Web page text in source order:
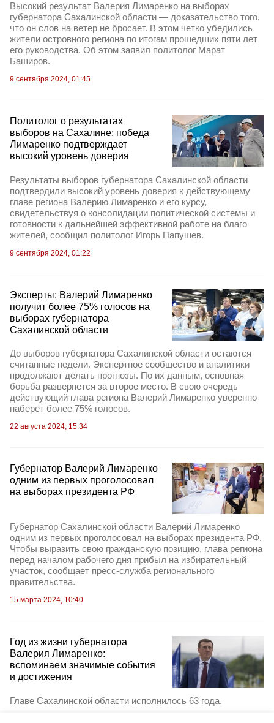
Высокий результат Валерия Лимаренко на выборах
губернатора Сахалинской области — доказательство того,
что он слов на ветер не бросает. В этом четко убедились
жители островного региона по итогам прошедших пяти лет
его руководства. Об этом заявил политолог Марат
Баширов.
9 сентября 2024, 01:45
Политолог о результатах
выборов на Сахалине: победа
Лимаренко подтверждает
высокий уровень доверия
Результаты выборов губернатора Сахалинской области
подтвердили высокий уровень доверия к действующему
главе региона Валерию Лимаренко и его курсу,
свидетельствуя о консолидации политической системы и
готовности к дальнейшей эффективной работе на благо
жителей, сообщил политолог Игорь Папушев.
9 сентября 2024, 01:22
Эксперты: Валерий Лимаренко
получит более 75% голосов на
выборах губернатора
Сахалинской области
До выборов губернатора Сахалинской области остаются
считанные недели. Экспертное сообщество и аналитики
продолжают делать прогнозы. По их данным, основная
борьба развернется за второе место. В свою очередь
действующий глава региона Валерий Лимаренко уверенно
наберет более 75% голосов.
22 августа 2024, 15:34
Губернатор Валерий Лимаренко
одним из первых проголосовал
на выборах президента РФ
Губернатор Сахалинской области Валерий Лимаренко
одним из первых проголосовал на выборах президента РФ.
Чтобы выразить свою гражданскую позицию, глава региона
перед началом рабочего дня прибыл на избирательный
участок, сообщает пресс-служба регионального
правительства.
15 марта 2024, 10:40
Год из жизни губернатора
Валерия Лимаренко:
вспоминаем значимые события
и достижения
Главе Сахалинской области исполнилось 63 года.